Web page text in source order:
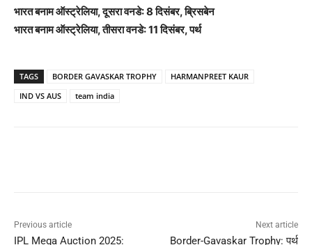
भारत बनाम ऑस्ट्रेलिया, दूसरा वनडे: 8 दिसंबर, ब्रिसबेन
भारत बनाम ऑस्ट्रेलिया, तीसरा वनडे: 11 दिसंबर, पर्थ
TAGS BORDER GAVASKAR TROPHY
HARMANPREET KAUR
IND VS AUS
team india
Previous article
IPL Mega Auction 2025:
Next article
Border-Gavaskar Trophy: पर्थ